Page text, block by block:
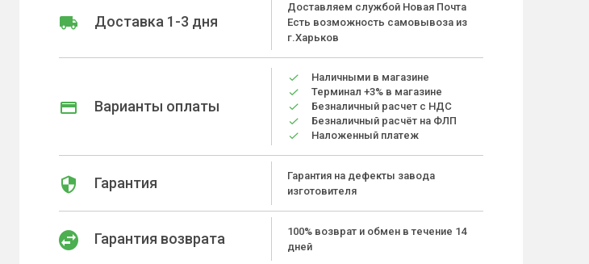
Доставка 1-3 дня
Доставляем службой Новая Почта
Есть возможность самовывоза из
г.Харьков
Варианты оплаты
Наличными в магазине
Терминал +3% в магазине
Безналичный расчет с НДС
Безналичный расчёт на ФЛП
Наложенный платеж
Гарантия
Гарантия на дефекты завода
изготовителя
Гарантия возврата
100% возврат и обмен в течение 14
дней